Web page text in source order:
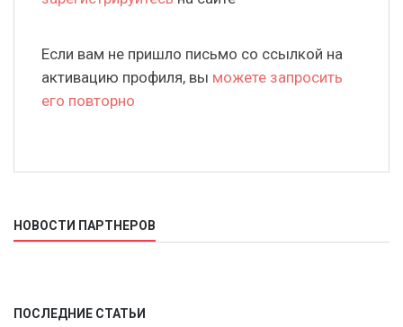
Если вам не пришло письмо со ссылкой на
активацию профиля, вы можете запросить
его повторно
НОВОСТИ ПАРТНЕРОВ
ПОСЛЕДНИЕ СТАТЬИ